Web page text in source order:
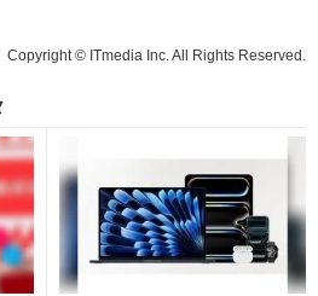
Copyright © ITmedia Inc. All Rights Reserved.